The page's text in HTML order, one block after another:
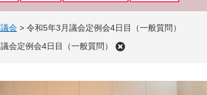
会 > 令和5年3月議会定例会4日目（一般質問）
会定例会4日目（一般質問）